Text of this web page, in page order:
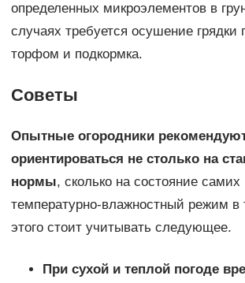
определенных микроэлементов в
случаях требуется осушение грядки
торфом и подкормка.
Советы
Опытные огородники
ориентироваться не столько на
нормы, сколько на состояние
температурно-влажностный режим в
этого стоит учитывать следующее.
При сухой и теплой погоде